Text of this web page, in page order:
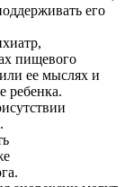
его
пищевого
ее мыслях и
ребенка.